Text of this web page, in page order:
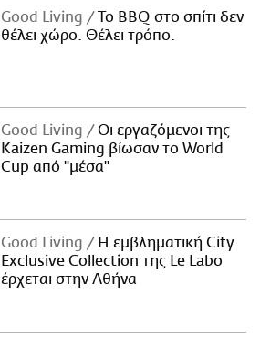
Good Living
Το BBQ στο σπίτι δεν
θέλει χώρο. Θέλει τρόπο.
Good Living
Οι εργαζόμενοι της
Kaizen Gaming βίωσαν το World
Cup από "μέσα"
Good Living
Η εμβληματική City
Exclusive Collection της Le Labo
έρχεται στην Αθήνα